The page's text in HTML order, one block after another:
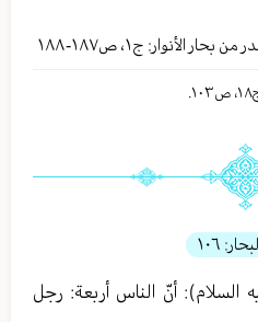
من بحار الأنوار: ج١، ص١٨٧-١٨٨
١٠٦
أنّ الناس أربعة: رجل